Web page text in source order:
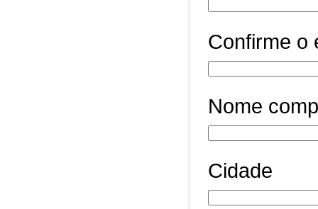
Confirme o
Nome
Cidade